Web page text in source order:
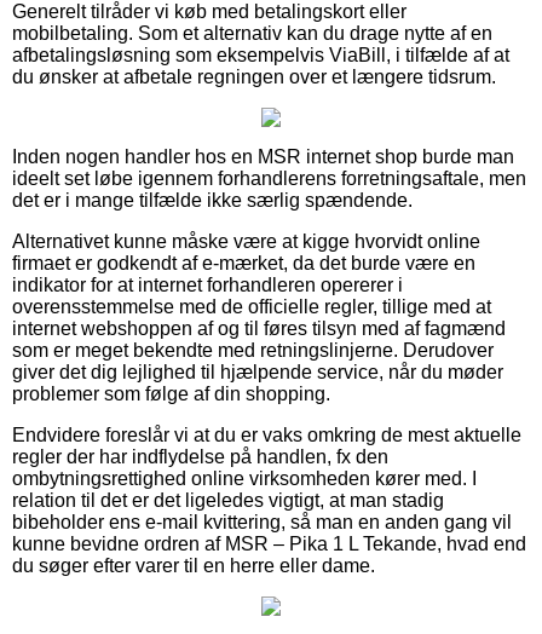
Generelt tilråder vi køb med betalingskort eller
mobilbetaling. Som et alternativ kan du drage nytte af en
afbetalingsløsning som eksempelvis ViaBill, i tilfælde af at
du ønsker at afbetale regningen over et længere tidsrum.
Inden nogen handler hos en MSR internet shop burde man
ideelt set løbe igennem forhandlerens forretningsaftale, men
det er i mange tilfælde ikke særlig spændende.
Alternativet kunne måske være at kigge hvorvidt online
firmaet er godkendt af e-mærket, da det burde være en
indikator for at internet forhandleren opererer i
overensstemmelse med de officielle regler, tillige med at
internet webshoppen af og til føres tilsyn med af fagmænd
som er meget bekendte med retningslinjerne. Derudover
giver det dig lejlighed til hjælpende service, når du møder
problemer som følge af din shopping.
Endvidere foreslår vi at du er vaks omkring de mest aktuelle
regler der har indflydelse på handlen, fx den
ombytningsrettighed online virksomheden kører med. I
relation til det er det ligeledes vigtigt, at man stadig
bibeholder ens e-mail kvittering, så man en anden gang vil
kunne bevidne ordren af MSR – Pika 1 L Tekande, hvad end
du søger efter varer til en herre eller dame.